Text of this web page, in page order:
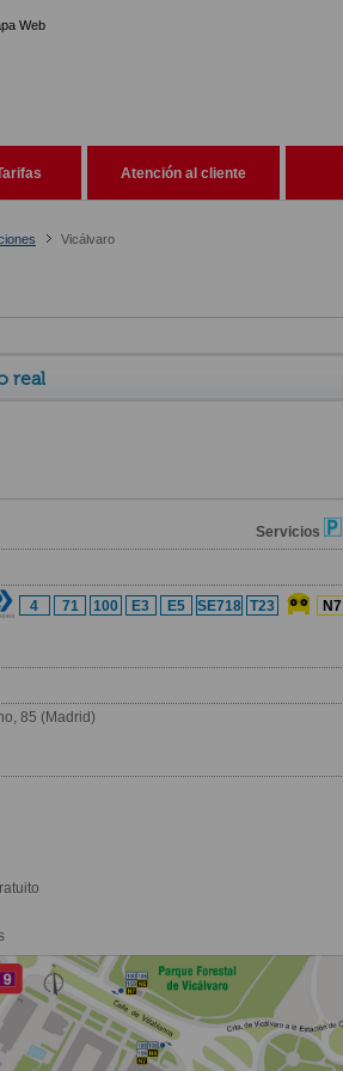
Web
Atención al cliente
Vicálvaro
real
Servicios
4 71 100 E3 E5 SE718 T23
N7
85 (Madrid)